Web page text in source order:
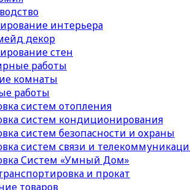
интерьера
декор
стен
работы
комнаты
работы
систем отопления
систем кондиционирования
систем безопасности и охраны
систем связи и
Систем «Умный Дом»
и прокат
товаров